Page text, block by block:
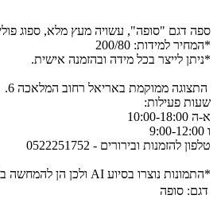
ספה דגם "סופה", עשויה מעץ מלא, ספוג
*המחיר למידות: 200/80
*ניתן לייצר בכל מידה ובהזמנה אישית.
התצוגה ממוקמת באריאל רחוב המלאכה 6.
שעות פעילות:
א-ה 10:00-18:00
ו 9:00-12:00
טלפון להזמנות ובירורים - 0522251752
*התמונות נוצרו בסיוע AI ולכן הן להמחשה בלבד.
דגם: סופה